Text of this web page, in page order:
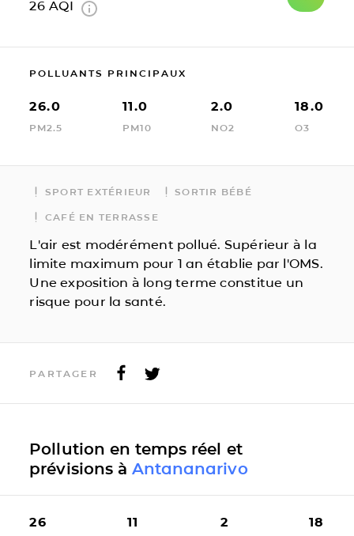
26 AQI
POLLUANTS PRINCIPAUX
26.0
PM2.5
11.0
PM10
2.0
NO2
18.0
O3
SPORT EXTÉRIEUR SORTIR BÉBÉ
CAFÉ EN TERRASSE
L'air est modérément pollué. Supérieur à la
limite maximum pour 1 an établie par l'OMS.
Une exposition à long terme constitue un
risque pour la santé.
PARTAGER
Pollution en temps réel et
prévisions à Antananarivo
26 11 2 18